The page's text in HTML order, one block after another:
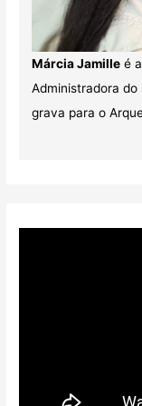
Márcia Jamilleé
Administradora do
grava para o